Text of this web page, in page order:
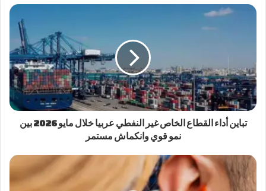
تباين أداء القطاع الخاص غير النفطي عربيا خلال مايو 2026 بين
نمو قوي وانكماش مستمر